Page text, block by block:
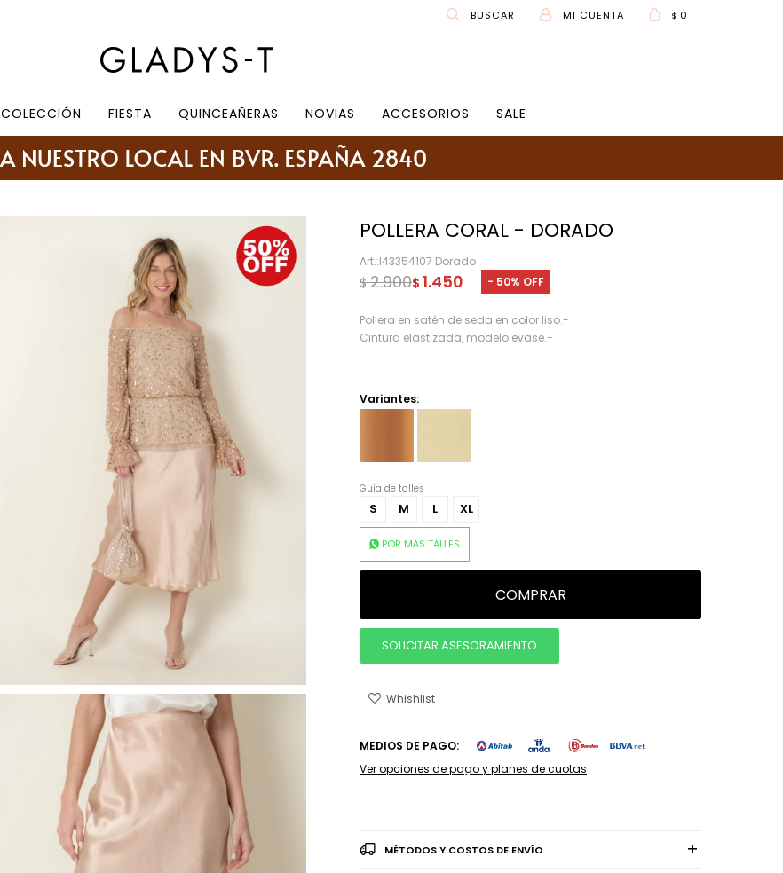
COLECCIÓN FIESTA QUINCEAÑERAS NOVIAS ACCESORIOS SALE
$ 0
POLLERA CORAL - DORADO
I43354107 Dorado
$ 1.450
$ 2.900 50
Pollera en satén de seda en color liso.-
Cintura elastizada, modelo evasé.-
Variantes:
Guía de talles
S M L XL
POR MÁS TALLES
COMPRAR
SOLICITAR ASESORAMIENTO
MEDIOS DE PAGO:
Ver opciones de pago y planes de cuotas
MÉTODOS Y COSTOS DE ENVÍO